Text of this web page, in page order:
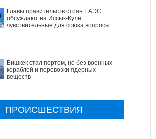
Главы правительств стран ЕАЭС
обсуждают на Иссык-Куле
чувствительные для союза вопросы
Бишкек стал портом, но без военных
кораблей и перевозки ядерных
веществ
ПРОИСШЕСТВИЯ